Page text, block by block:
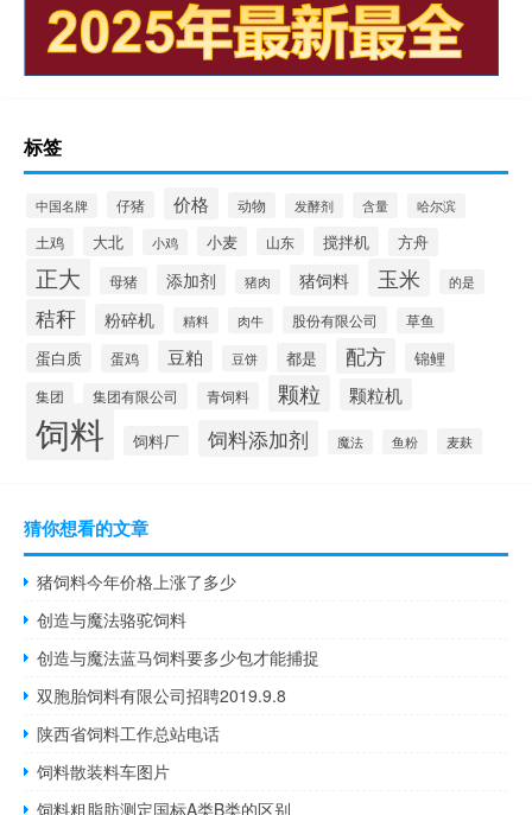
标签
中国名牌 仔猪 价格 动物 发酵剂 含量 哈尔滨
土鸡 大北 小鸡 小麦 山东 搅拌机 方舟
正大 母猪 添加剂 猪肉 猪饲料 玉米 的是
秸秆 粉碎机 精料 肉牛 股份有限公司 草鱼
蛋白质 蛋鸡 豆粕 豆饼 都是 配方 锦鲤
集团 集团有限公司 青饲料 颗粒 颗粒机
饲料 饲料厂 饲料添加剂 魔法 鱼粉 麦麸
猜你想看的文章
猪饲料今年价格上涨了多少
创造与魔法骆驼饲料
创造与魔法蓝马饲料要多少包才能捕捉
双胞胎饲料有限公司招聘2019.9.8
陕西省饲料工作总站电话
饲料散装料车图片
饲料粗脂肪测定国标A类B类的区别